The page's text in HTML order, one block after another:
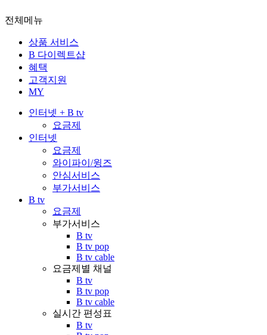
전체메뉴
상품 서비스
B 다이렉트샵
혜택
고객지원
MY
인터넷 + B tv
요금제
인터넷
요금제
와이파이/윙즈
안심서비스
부가서비스
B tv
요금제
부가서비스
B tv
B tv pop
B tv cable
요금제별 채널
B tv
B tv pop
B tv cable
실시간 편성표
B tv